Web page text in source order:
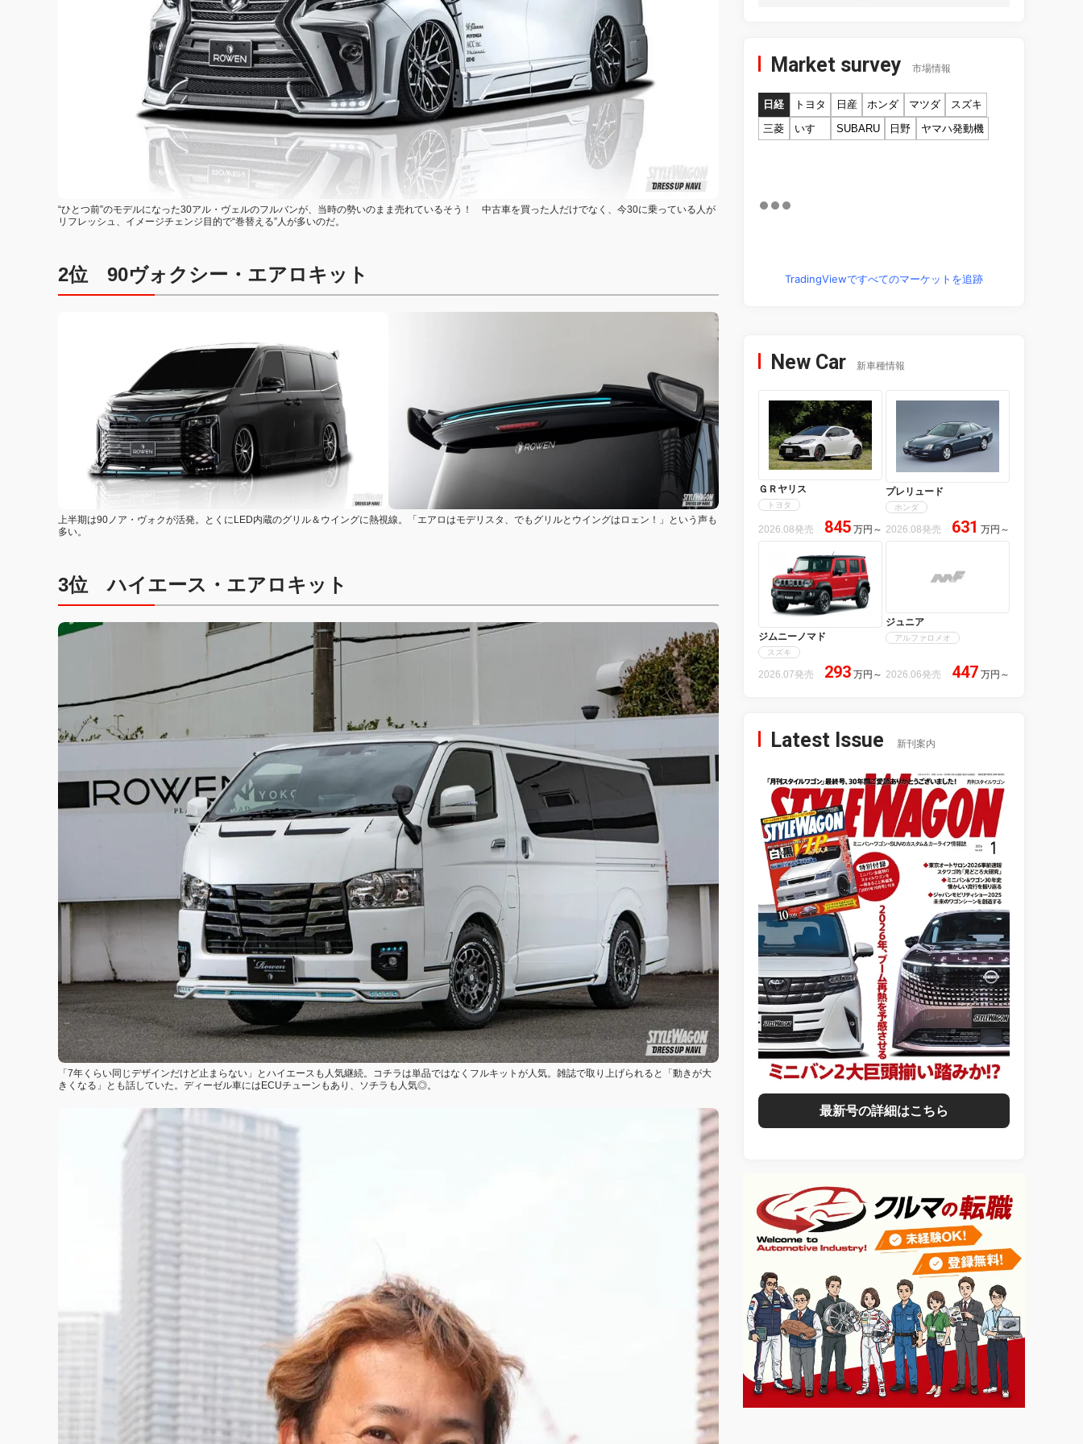
“ひとつ前”のモデルになった30アル・ヴェルのフルバンが、当時の勢いのまま売れているそう！ 中古車を買った人だけでなく、今30に乗っている人が
リフレッシュ、イメージチェンジ目的で“巻替える”人が多いのだ。
2位 90ヴォクシー・エアロキット
上半期は90ノア・ヴォクが活発。とくにLED内蔵のグリル＆ウイングに熱視線。「エアロはモデリスタ、でもグリルとウイングはロェン！」という声も
多い。
3位ハイエース・エアロキット
「7年くらい同じデザインだけど止まらない」とハイエースも人気継続。コチラは単品ではなくフルキットが人気。雑誌で取り上げられると「動きが大
きくなる」とも話していた。ディーゼル車にはECUチューンもあり、ソチラも人気◎。
Market survey 市場情報
日経 トヨタ 日産 ホンダ マツダ
スズキ
三菱
いすゞ SUBARU 日野 ヤマハ発動機
TradingViewですべてのマーケットを追跡
New Car 新車種情報
ＧＲヤリス
トヨタ
2026.08発売 845 万円 ～
プレリュード
ホンダ
2026.08発売 631 万円 ～
ジムニーノマド
スズキ
2026.07発売 293 万円 ～
ジュニア
アルファロメオ
2026.06発売 447 万円 ～
Latest Issue 新刊案内
最新号の詳細はこちら